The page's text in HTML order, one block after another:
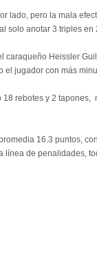
lado, pero la mala
solo anotar 3 triples en
caraqueño Heissler
el jugador con más
rebotes y 2
16.3 puntos,
línea de penalidades,